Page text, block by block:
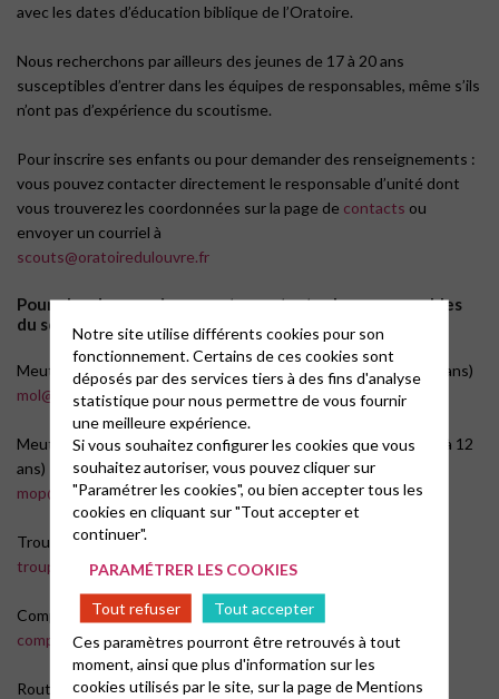
avec les dates d’éducation biblique de l’Oratoire.
Nous recherchons par ailleurs des jeunes de 17 à 20 ans
susceptibles d’entrer dans les équipes de responsables, même s’ils
n’ont pas d’expérience du scoutisme.
Pour inscrire ses enfants ou pour demander des renseignements :
vous pouvez contacter directement le responsable d’unité dont
vous trouverez les coordonnées sur la page de contacts ou
envoyer un courriel à
scouts@oratoiredulouvre.fr
Pour plus de renseignements, contacter les responsables
du scoutisme
Meute Oratoire du Louvre (louveteaux et louvettes de 8 à 12 ans)
mol@oratoiredulouvre.fr
Meute Oratoire des Pyramides (louveteaux et louvettes de 8 à 12
ans)
mop@oratoiredulouvre.fr
Troupe (éclaireurs de 12 à 16 ans)
troupe@oratoiredulouvre.fr
Compagnie (éclaireuses de 12 à 16 ans)
compagnie@oratoiredulouvre.fr
Routiers (16 à 19 ans)
Notre site utilise différents cookies pour son
fonctionnement. Certains de ces cookies sont
déposés par des services tiers à des fins d'analyse
statistique pour nous permettre de vous fournir
une meilleure expérience.
Si vous souhaitez configurer les cookies que vous
souhaitez autoriser, vous pouvez cliquer sur
"Paramétrer les cookies", ou bien accepter tous les
cookies en cliquant sur "Tout accepter et
continuer".
PARAMÉTRER LES COOKIES
Tout refuser
Tout accepter
Ces paramètres pourront être retrouvés à tout
moment, ainsi que plus d'information sur les
cookies utilisés par le site, sur la page deMentions